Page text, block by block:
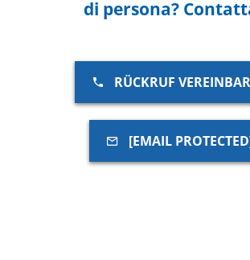
di persona?
RÜCKRUF
[EMAIL